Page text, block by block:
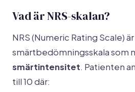
Vad är NRS-skalan?
NRS (Numeric Rating Scale)
smärtbedömningsskala som
smärtintensitet. Patienten
till 10 där: